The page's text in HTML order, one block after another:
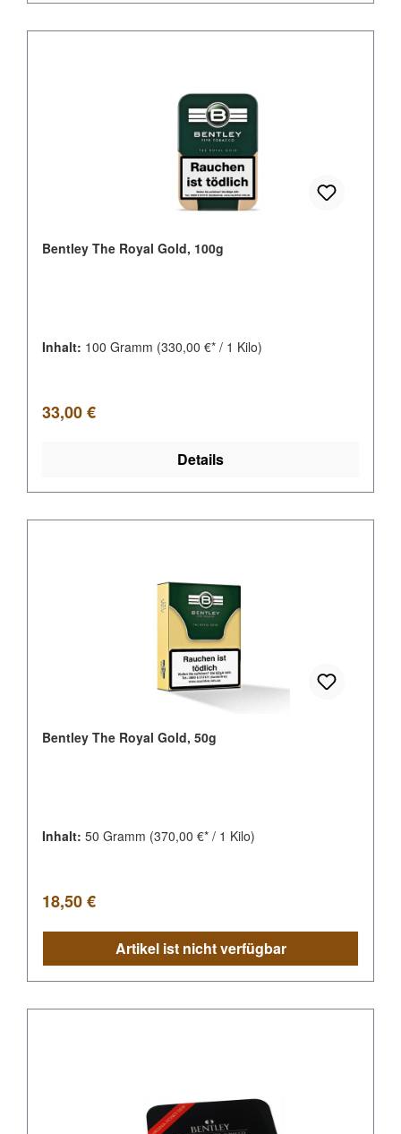
Bentley The Royal Gold, 100g
Inhalt: 100 Gramm (330,00 €* / 1 Kilo)
Regulärer Preis:
33,00 €
Details
Bentley The Royal Gold, 50g
Inhalt: 50 Gramm (370,00 €* / 1 Kilo)
Regulärer Preis:
18,50 €
Artikel ist nicht verfügbar